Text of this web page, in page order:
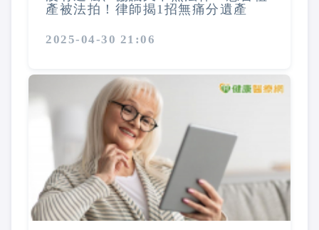
產被法拍！律師揭1招無痛分遺產
2025-04-30 21:06